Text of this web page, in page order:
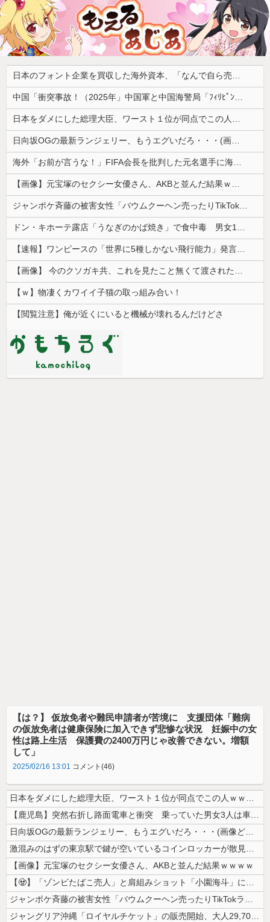
日本のフォント企業を買収した海外資本、「なんで自ら売上ゼロにするようなことするの」とドン引きするような方針転換を……
中国「衝突事故！（2025年」中国軍と中国海警局「ﾌｨﾘﾋﾟﾝ船の追跡中に衝突！（8/11」中国「2人死亡」中国政府「1年間隠蔽」日本「隠蔽された事実報道！（2026年」→
日本をダメにした総理大臣、ワースト１位が同点でこの人ｗｗｗｗｗｗ
日向坂OGの最新ランジェリー、もうエグいだろ・・・(画像どーん)
海外「お前が言うな！」FIFA会長を批判した元名選手に海外から猛反発！（海外の反応）
【画像】元宝塚のセクシー女優さん、AKBと並んだ結果ｗｗｗｗ
ジャンポケ斉藤の被害女性「バウムクーヘン売ったりTikTokライブしててムカついたから示談しなかった」←これ
ドン・キホーテ露店「うなぎのかば焼き」で食中毒 男女14人が発熱や腹痛など訴え…サルモネラ属の菌検出
【速報】ワンピースの「世界に5種しかない飛行能力」発言の謎が解けるww..
【画像】 今のクソガキ共、これを見たこと無くて渡されたらパニクるらしいｗｗｗｗｗｗｗｗｗｗｗｗｗ
【ｗ】物凄くカワイイ子猫の取っ組み合い！
【閲覧注意】俺が近くにいると機械が壊れるんだけどさ
【は？】 仮放免者や難民申請者が苦境に 支援団体「難病
の仮放免者は健康保険に加入できず悲惨な状況 妊娠中の女
性は路上生活 保護費の2400万円じゃ改善できない。増額
して」
2025/02/16 13:01 コメント(46)
日本をダメにした総理大臣、ワースト１位が同点でこの人ｗｗｗｗｗｗ
【鹿児島】突然右折し路面電車と衝突 乗っていた男女3人は車を放置しダッ...
日向坂OGの最新ランジェリー、もうエグいだろ・・・(画像どーん)
激混みのはずの東京駅で鍵が空いているコインロッカーが散見、「ラッキー」...
【画像】元宝塚のセクシー女優さん、AKBと並んだ結果ｗｗｗｗ
【🧟】「ゾンビたばこ売人」と肩組みショット「小園海斗」に注がれる“厳...
ジャンポケ斉藤の被害女性「バウムクーヘン売ったりTikTokライブして...
ジャングリア沖縄「ロイヤルチケット」の販売開始、大人29,700円にｗ...